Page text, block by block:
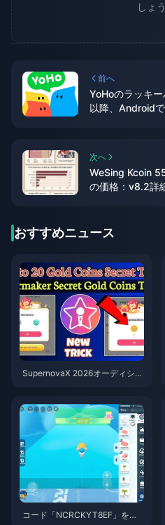
しょう
前へ
YoHoのラッキ
以降、Android
次へ
WeSing Kcoin
の価格：v8.2詳
おすすめニュース
SupernovaX 2026オーディショ
コード「NCRCKYT8EF」を使